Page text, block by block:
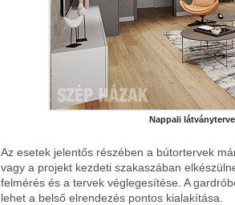
Nappali
Az esetek jelentős részében a bútortervek
vagy a projekt kezdeti szakaszában
felmérés és a tervek véglegesítése. A
lehet a belső elrendezés pontos kialakítása.